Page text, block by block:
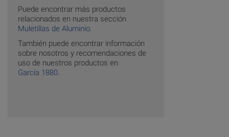
Puede encontrar más productos
relacionados en nuestra sección
Muletillas de Aluminio.
También puede encontrar información
sobre nosotros y recomendaciones de
uso de nuestros productos en
García 1880